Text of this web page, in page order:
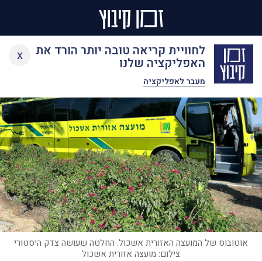
לחוויית קריאה טובה יותר הורד את
האפליקציה שלנו
מעבר לאפליקציה
x
Skip
content
אוטובוס של המועצה האזורית אשכול. החלטה שעושה צדק היסטורי
צילום: מועצה אזורית אשכול